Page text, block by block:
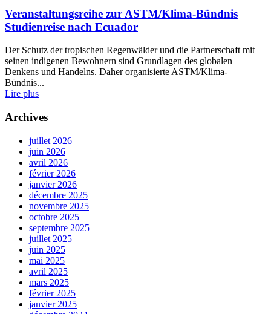
Veranstaltungsreihe zur ASTM/Klima-Bündnis
Studienreise nach Ecuador
Der Schutz der tropischen Regenwälder und die Partnerschaft mit
seinen indigenen Bewohnern sind Grundlagen des globalen
Denkens und Handelns. Daher organisierte ASTM/Klima-
Bündnis...
Lire plus
Archives
juillet 2026
juin 2026
avril 2026
février 2026
janvier 2026
décembre 2025
novembre 2025
octobre 2025
septembre 2025
juillet 2025
juin 2025
mai 2025
avril 2025
mars 2025
février 2025
janvier 2025